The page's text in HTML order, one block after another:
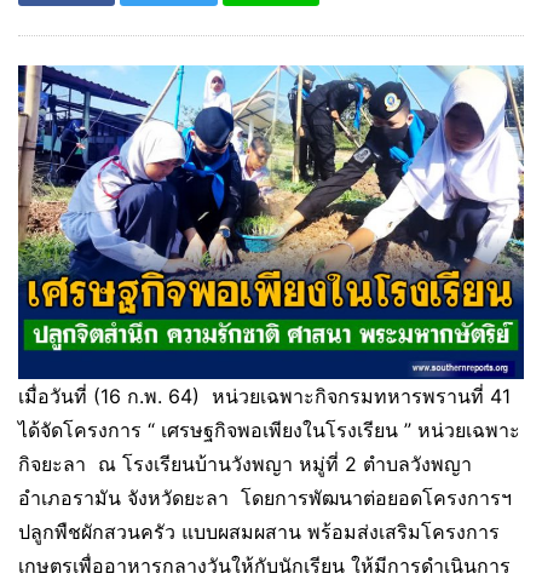
เมื่อวันที่ (16 ก.พ. 64) หน่วยเฉพาะกิจกรมทหารพรานที่ 41
ได้จัดโครงการ “ เศรษฐกิจพอเพียงในโรงเรียน ” หน่วยเฉพาะ
กิจยะลา ณ โรงเรียนบ้านวังพญา หมู่ที่ 2 ตำบลวังพญา
อำเภอรามัน จังหวัดยะลา โดยการพัฒนาต่อยอดโครงการฯ
ปลูกพืชผักสวนครัว แบบผสมผสาน พร้อมส่งเสริมโครงการ
เกษตรเพื่ออาหารกลางวันให้กับนักเรียน ให้มีการดำเนินการ